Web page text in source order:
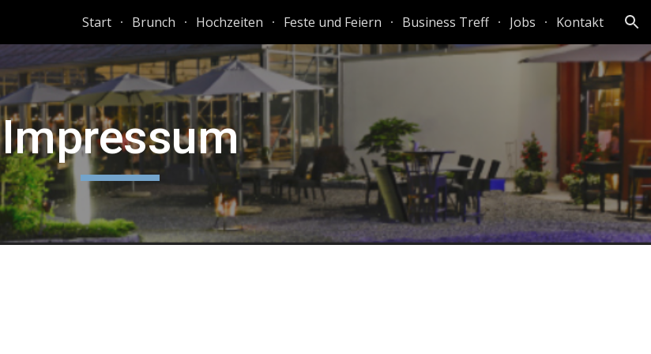
Skip to navigation
Start Brunch Hochzeiten Feste und Feiern Business Treff Jobs Kontakt
Impressum